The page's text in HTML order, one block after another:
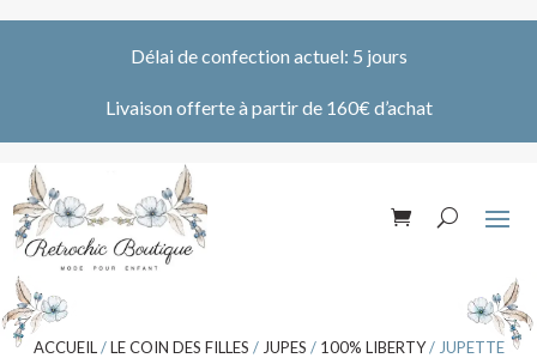
Délai de confection actuel: 5 jours
Livaison offerte à partir de 160€ d’achat
ACCUEIL /LE COIN DES FILLES / JUPES / 100% LIBERTY/ JUPETTE